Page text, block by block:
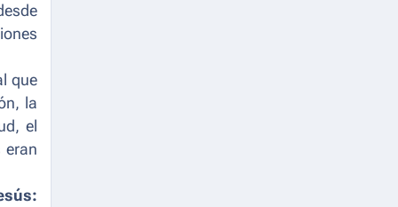
que
la
el
eran